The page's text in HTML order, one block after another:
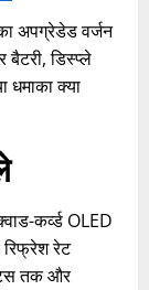
अपग्रेडेड वर्जन
डिस्प्ले
क्या
कर्व्ड OLED
रेट
तक और